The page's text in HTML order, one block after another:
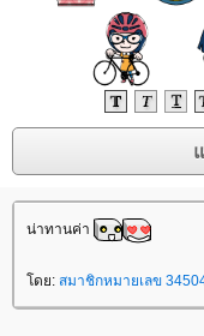
น่าทานค่า
ดย: สมาชิกหมายเลข